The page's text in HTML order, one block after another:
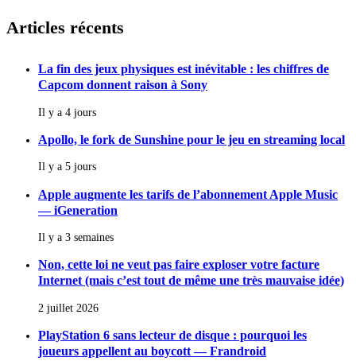
Articles récents
La fin des jeux physiques est inévitable : les chiffres de
Capcom donnent raison à Sony
Il y a 4 jours
Apollo, le fork de Sunshine pour le jeu en streaming local
Il y a 5 jours
Apple augmente les tarifs de l’abonnement Apple Music
— iGeneration
Il y a 3 semaines
Non, cette loi ne veut pas faire exploser votre facture
Internet (mais c’est tout de même une très mauvaise idée)
2 juillet 2026
PlayStation 6 sans lecteur de disque : pourquoi les
joueurs appellent au boycott — Frandroid